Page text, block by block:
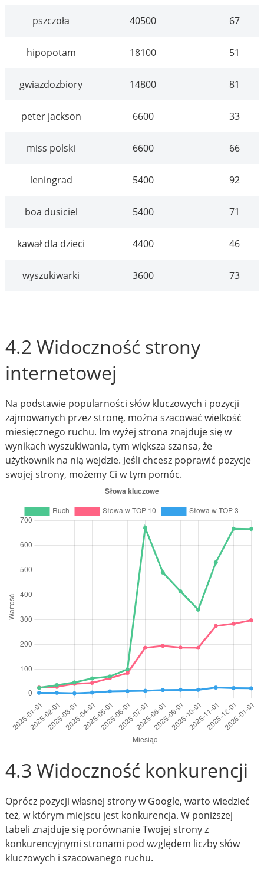
pszczoła 40500 67
hipopotam 18100 51
gwiazdozbiory 14800 81
peter jackson 6600 33
miss polski 6600 66
leningrad 5400 92
boa dusiciel 5400 71
kawał dla dzieci 4400 46
wyszukiwarki 3600 73
4.2 Widoczność strony
internetowej
Na podstawie popularności słów kluczowych i pozycji
zajmowanych przez stronę, można szacować wielkość
miesięcznego ruchu. Im wyżej strona znajduje się w
wynikach wyszukiwania, tym większa szansa, że
użytkownik na nią wejdzie. Jeśli chcesz poprawić pozycje
swojej strony, możemy Ci w tym pomóc.
4.3 Widoczność konkurencji
Oprócz pozycji własnej strony w Google, warto wiedzieć
też, w którym miejscu jest konkurencja. W poniższej
tabeli znajduje się porównanie Twojej strony z
konkurencyjnymi stronami pod względem liczby słów
kluczowych i szacowanego ruchu.